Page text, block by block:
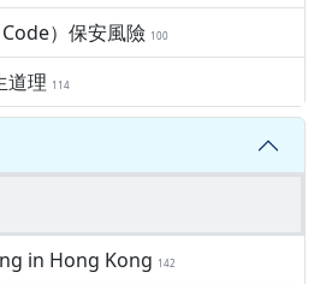
）保安風險 100
道理 114
in Hong Kong 142